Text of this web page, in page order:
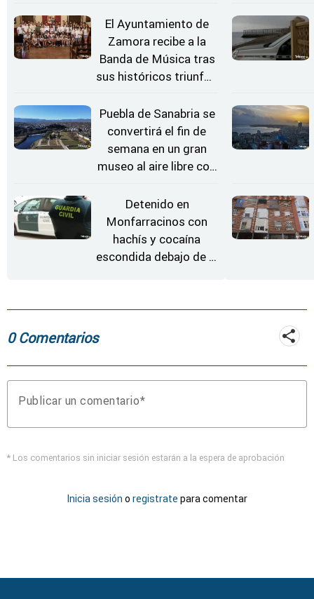
Estrellas
El Ayuntamiento de
Zamora recibe a la
Banda de Música tras
sus históricos triunfos
Puebla de Sanabria se
convertirá el fin de
semana en un gran
museo al aire libre con
Detenido en
Monfarracinos con
hachís y cocaína
escondida debajo de la
0 Comentarios
Publicar un comentario
* Los comentarios sin iniciar sesión estarán a la espera de aprobación
Inicia sesión o registrate para comentar